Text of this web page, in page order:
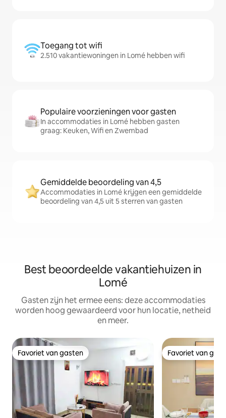
Toegang tot wifi
2.510 vakantiewoningen in Lomé hebben wifi
Populaire voorzieningen voor gasten
In accommodaties in Lomé hebben gasten
graag: Keuken, Wifi en Zwembad
Gemiddelde beoordeling van 4,5
Accommodaties in Lomé krijgen een gemiddelde
beoordeling van 4,5 uit 5 sterren van gasten
Best beoordeelde vakantiehuizen in
Lomé
Gasten zijn het ermee eens: deze accommodaties
worden hoog gewaardeerd voor hun locatie, netheid
en meer.
Favoriet van gasten
Favoriet van gasten Favoriet van
Favoriet van